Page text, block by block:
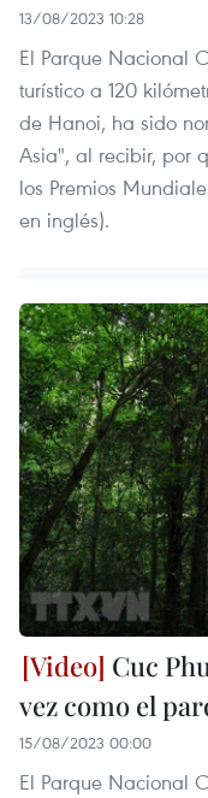
13/08/2023 10:28
El Parque Nacional
turístico a 120
de Hanoi, ha sido
Asia", al recibir, por
los Premios
en inglés).
Cuc
vez como el
15/08/2023 00:00
El Parque Nacional